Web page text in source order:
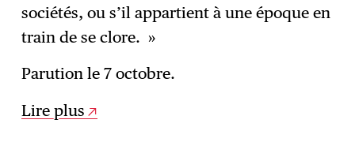
sociétés, ou s’il appartient à une époque en
train de se clore. »
Parution le 7 octobre.
Lire plus